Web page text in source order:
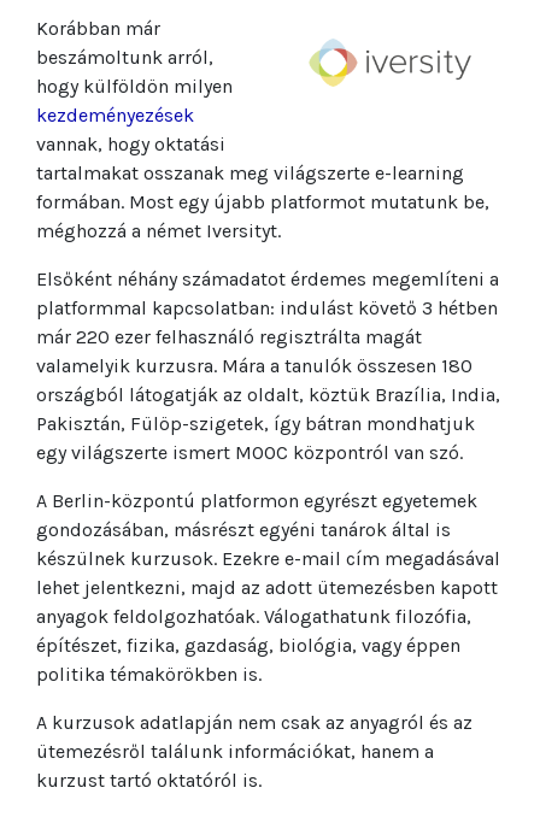
Korábban már
beszámoltunk arról,
hogy külföldön milyen
kezdeményezések
vannak, hogy oktatási
tartalmakat osszanak meg világszerte e-learning
formában. Most egy újabb platformot mutatunk be,
méghozzá a német Iversityt.
Elsőként néhány számadatot érdemes megemlíteni a
platformmal kapcsolatban: indulást követő 3 hétben
már 220 ezer felhasználó regisztrálta magát
valamelyik kurzusra. Mára a tanulók összesen 180
országból látogatják az oldalt, köztük Brazília, India,
Pakisztán, Fülöp-szigetek, így bátran mondhatjuk
egy világszerte ismert MOOC központról van szó.
A Berlin-központú platformon egyrészt egyetemek
gondozásában, másrészt egyéni tanárok által is
készülnek kurzusok. Ezekre e-mail cím megadásával
lehet jelentkezni, majd az adott ütemezésben kapott
anyagok feldolgozhatóak. Válogathatunk filozófia,
építészet, fizika, gazdaság, biológia, vagy éppen
politika témakörökben is.
A kurzusok adatlapján nem csak az anyagról és az
ütemezésről találunk információkat, hanem a
kurzust tartó oktatóról is.